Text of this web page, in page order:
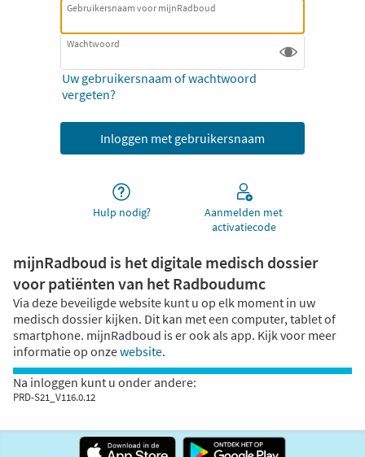
Gebruikersnaam voor mijnRadboud
Wachtwoord
Uw gebruikersnaam of wachtwoord
vergeten?
Hulp nodig?
Aanmelden met
activatiecode
mijnRadboud is het digitale medisch dossier
voor patiënten van het Radboudumc
Via deze beveiligde website kunt u op elk moment in uw
medisch dossier kijken. Dit kan met een computer, tablet of
smartphone. mijnRadboud is er ook als app. Kijk voor meer
informatie op onzewebsite.
Na inloggen kunt u onder andere:
PRD-S21_V116.0.12